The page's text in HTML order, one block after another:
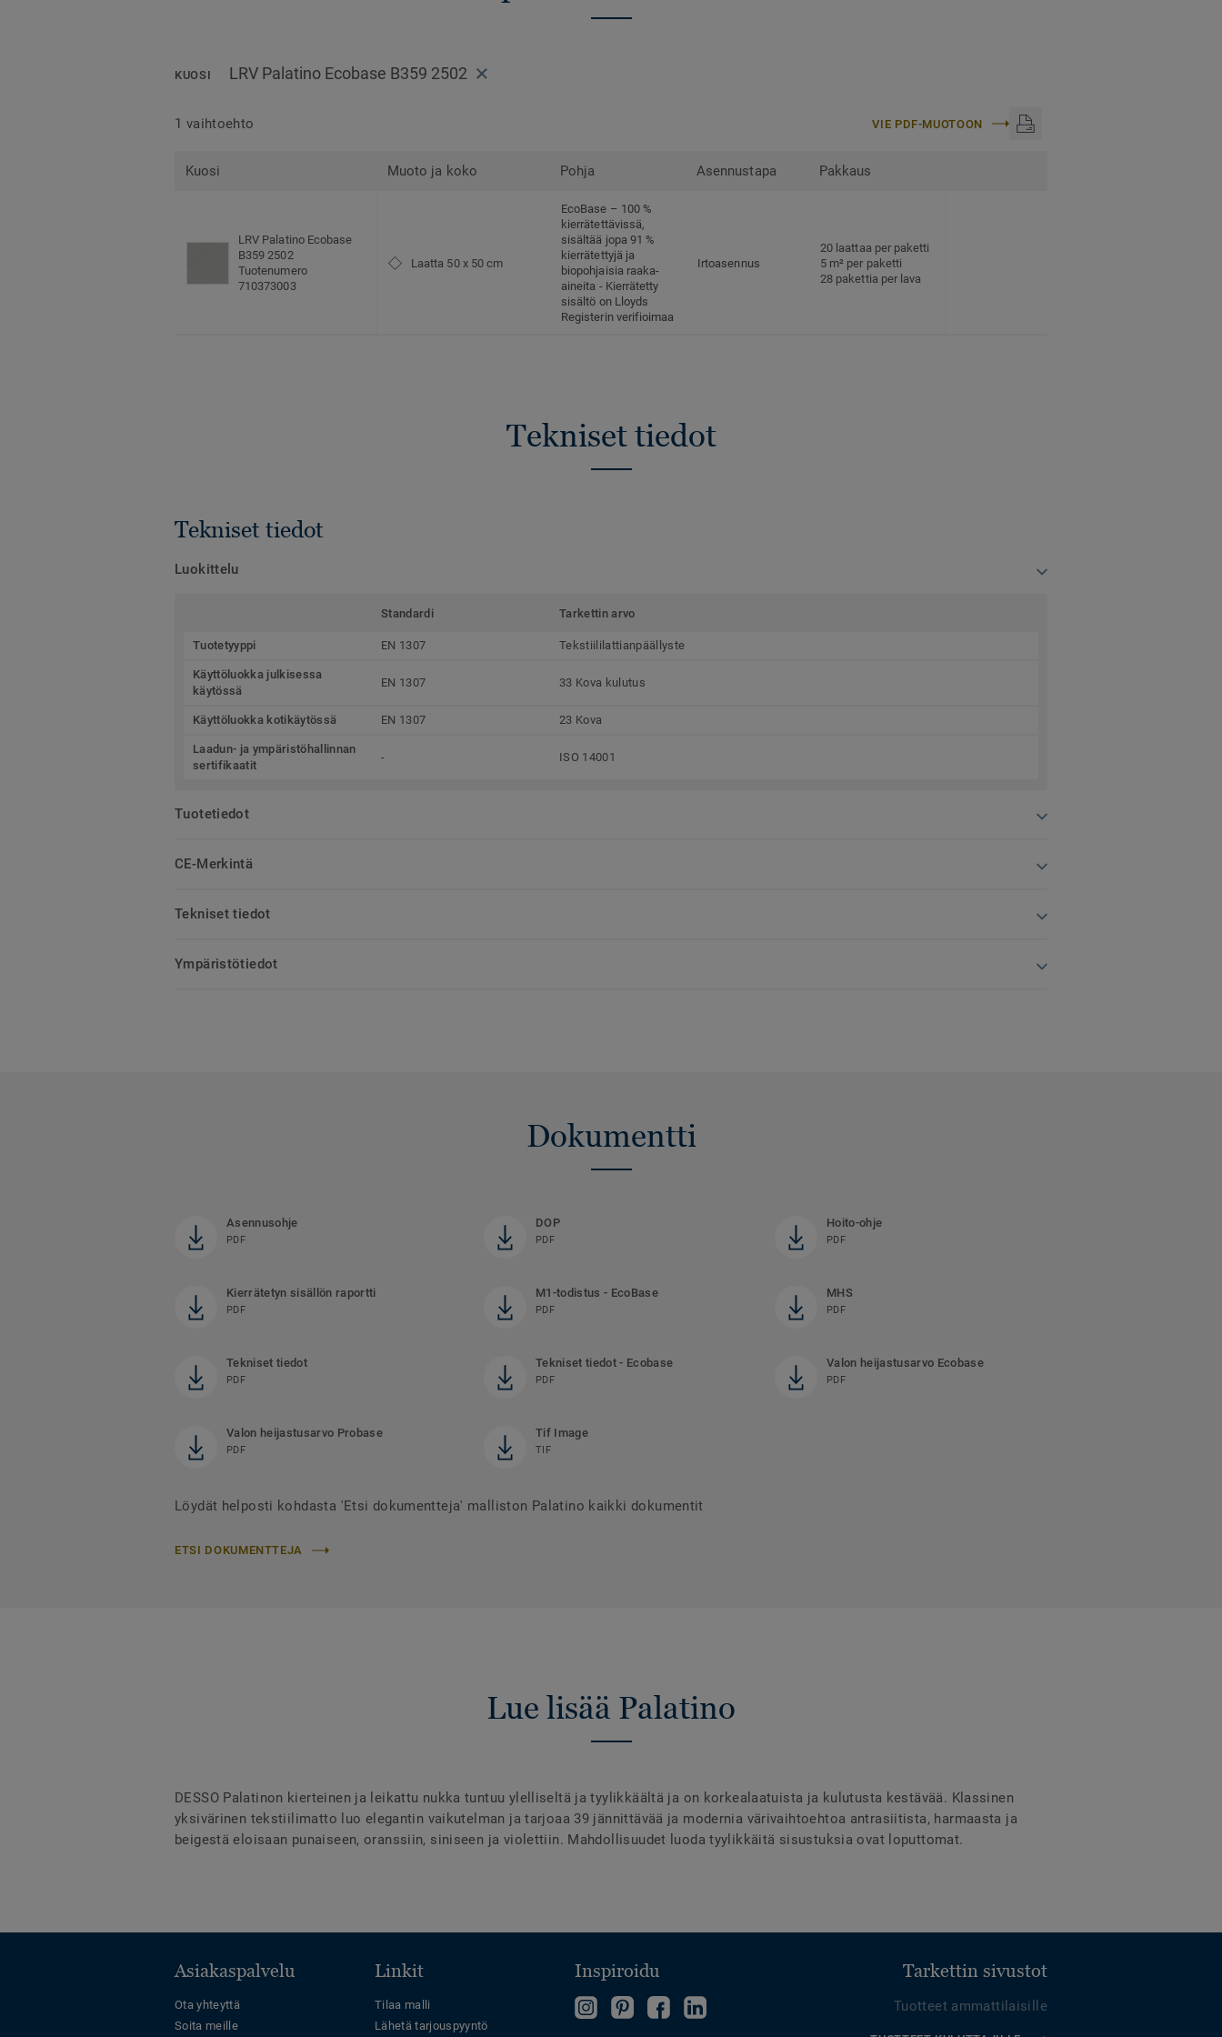
KUOSI LRV Palatino Ecobase B359 2502
1 vaihtoehto VIE PDF-MUOTOON
Kuosi Muoto ja koko Pohja Asennustapa Pakkaus
LRV Palatino Ecobase
B359 2502
Tuotenumero
710373003
Laatta 50 x 50 cm
EcoBase – 100 %
kierrätettävissä,
sisältää jopa 91 %
kierrätettyjä ja
biopohjaisia raaka-
aineita - Kierrätetty
sisältö on Lloyds
Registerin verifioimaa
Irtoasennus
20 laattaa per paketti
5 m² per paketti
28 pakettia per lava
Tekniset tiedot
Tekniset tiedot
Luokittelu
Standardi Tarkettin arvo
Tuotetyyppi EN 1307 Tekstiililattianpäällyste
Käyttöluokka julkisessa
käytössä
EN 1307 33 Kova kulutus
Käyttöluokka kotikäytössä EN 1307 23 Kova
Laadun- ja ympäristöhallinnan
sertifikaatit
- ISO 14001
Tuotetiedot
CE-Merkintä
Tekniset tiedot
Ympäristötiedot
Dokumentti
Asennusohje
PDF
DOP
PDF
Hoito-ohje
PDF
Kierrätetyn sisällön raportti
PDF
M1-todistus - EcoBase
PDF
MHS
PDF
Tekniset tiedot
PDF
Tekniset tiedot - Ecobase
PDF
Valon heijastusarvo Ecobase
PDF
Valon heijastusarvo Probase
PDF
Tif Image
TIF
Löydät helposti kohdasta 'Etsi dokumentteja' malliston Palatino kaikki dokumentit
ETSI DOKUMENTTEJA
Lue lisää Palatino
DESSO Palatinon kierteinen ja leikattu nukka tuntuu ylelliseltä ja tyylikkäältä ja on korkealaatuista ja kulutusta kestävää. Klassinen
yksivärinen tekstiilimatto luo elegantin vaikutelman ja tarjoaa 39 jännittävää ja modernia värivaihtoehtoa antrasiitista, harmaasta ja
beigestä eloisaan punaiseen, oranssiin, siniseen ja violettiin. Mahdollisuudet luoda tyylikkäitä sisustuksia ovat loputtomat.
Asiakaspalvelu
Ota yhteyttä
Soita meille
Linkit
Tilaa malli
Lähetä tarjouspyyntö
Inspiroidu
FollowTutustuTykkääFollow
Tarkettin sivustot
Tuotteet ammattilaisille